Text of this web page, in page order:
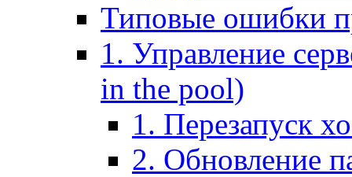
Типовые ошибки
1. Управление
in the pool)
1. Перезапуск
2. Обновление